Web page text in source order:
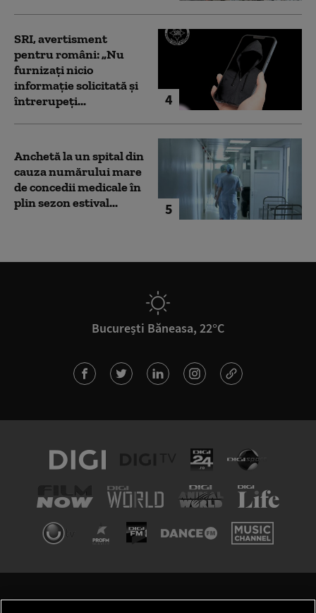
4
SRI, avertisment
pentru români: „Nu
furnizați nicio
informație solicitată și
întrerupeți...
5
Anchetă la un spital din
cauza numărului mare
de concedii medicale în
plin sezon estival...
București Băneasa, 22°C